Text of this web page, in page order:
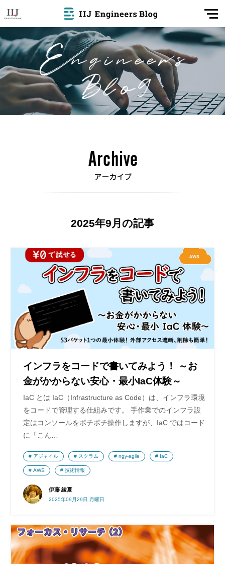
2025年9月の記事
インフラをコードで書いてみよう！ ～お
金がかからない安心・最小IaC体験～
IaC とは IaC（Infrastructure as Code）は、インフラ環境
をコードで管理する仕組みです。 手作業でのインフラ設
定はコンソールをポチポチ操作しますが、IaC ではコード
に「こん…
伊藤 綾夏
2025年09月29日 月曜日
アジャイル スクラム ngy-agile IaC
AWS 技術情報